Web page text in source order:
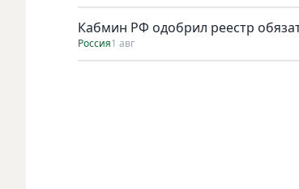
Кабмин РФ одобрил реестр
Россия1 авг